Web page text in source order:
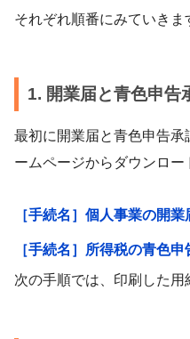
それぞれ順番にみていきま
1. 開業届と青色申告
最初に開業届と青色申告
ームページからダウンロー
［手続名］個人事業の開
［手続名］所得税の青色
次の手順では、印刷した用